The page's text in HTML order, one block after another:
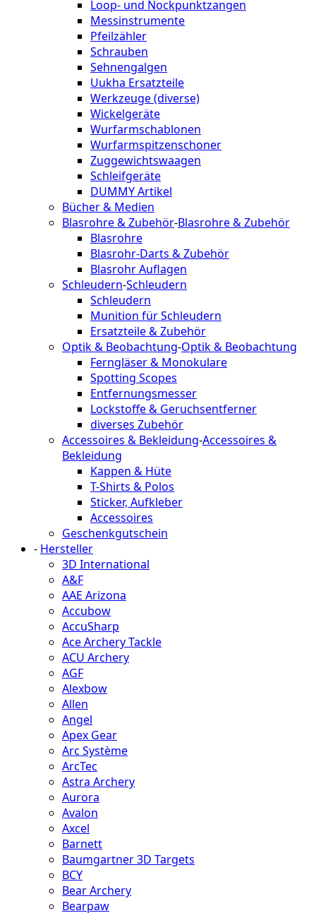
Loop- und Nockpunktzangen
Messinstrumente
Pfeilzähler
Schrauben
Sehnengalgen
Uukha Ersatzteile
Werkzeuge (diverse)
Wickelgeräte
Wurfarmschablonen
Wurfarmspitzenschoner
Zuggewichtswaagen
Schleifgeräte
DUMMY Artikel
Bücher & Medien
Blasrohre & Zubehör-Blasrohre & Zubehör
Blasrohre
Blasrohr-Darts & Zubehör
Blasrohr Auflagen
Schleudern-Schleudern
Schleudern
Munition für Schleudern
Ersatzteile & Zubehör
Optik & Beobachtung-Optik & Beobachtung
Ferngläser & Monokulare
Spotting Scopes
Entfernungsmesser
Lockstoffe & Geruchsentferner
diverses Zubehör
Accessoires & Bekleidung-Accessoires &
Bekleidung
Kappen & Hüte
T-Shirts & Polos
Sticker, Aufkleber
Accessoires
Geschenkgutschein
- Hersteller
3D International
A&F
AAE Arizona
Accubow
AccuSharp
Ace Archery Tackle
ACU Archery
AGF
Alexbow
Allen
Angel
Apex Gear
Arc Système
ArcTec
Astra Archery
Aurora
Avalon
Axcel
Barnett
Baumgartner 3D Targets
BCY
Bear Archery
Bearpaw